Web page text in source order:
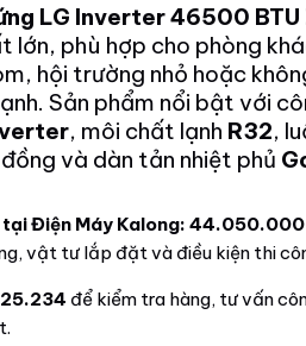
LG Inverter 46500
lớn, phù hợp cho phòng
hội trường nhỏ hoặc
Sản phẩm nổi bật với
, môi chất lạnh R32,
và dàn tản nhiệt phủ
tại Điện Máy Kalong:
vật tư lắp đặt và điều kiện thi
để kiểm tra hàng, tư vấn